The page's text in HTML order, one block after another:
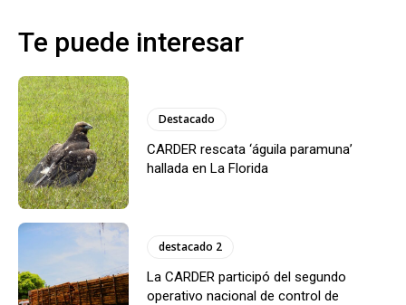
Te puede interesar
Destacado
CARDER rescata ‘águila paramuna’
hallada en La Florida
destacado 2
La CARDER participó del segundo
operativo nacional de control de